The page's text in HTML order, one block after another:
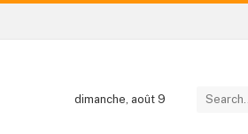
dimanche, août 9